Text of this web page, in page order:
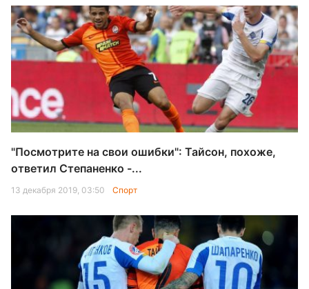
"Посмотрите на свои ошибки": Тайсон, похоже,
ответил Степаненко -...
13 декабря 2019, 03:50 Спорт